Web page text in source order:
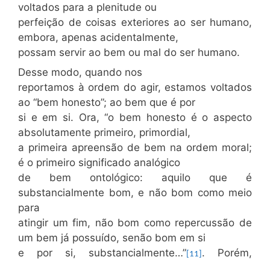
voltados para a plenitude ou
perfeição de coisas exteriores ao ser humano,
embora, apenas acidentalmente,
possam servir ao bem ou mal do ser humano.
Desse modo, quando nos
reportamos à ordem do agir, estamos voltados
ao “bem honesto”; ao bem que é por
si e em si. Ora, “o bem honesto é o aspecto
absolutamente primeiro, primordial,
a primeira apreensão de bem na ordem moral;
é o primeiro significado analógico
de bem ontológico: aquilo que é
substancialmente bom, e não bom como meio
para
atingir um fim, não bom como repercussão de
um bem já possuído, senão bom em si
e por si, substancialmente…” [11] . Porém,